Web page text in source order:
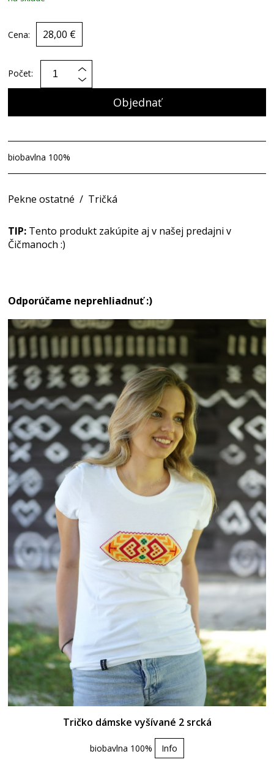
Cena: 28,00 €
Počet:
Objednať
biobavlna 100%
Pekne ostatné / Tričká
TIP: Tento produkt zakúpite aj v našej predajni v
Čičmanoch :)
Odporúčame neprehliadnuť :)
Tričko dámske vyšívané 2 srcká
biobavlna 100% Info